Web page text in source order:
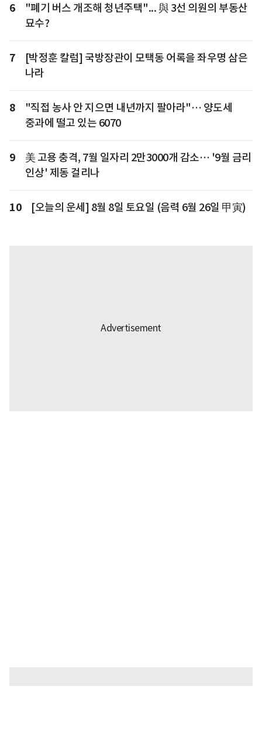
6
"폐기 버스 개조해 청년주택"... 與 3선 의원의 부동산
묘수?
7
[박정훈 칼럼] 국방장관이 모택동 어록을 좌우명 삼은
나라
8
"직접 농사 안 지으면 내년까지 팔아라"… 양도세
중과에 떨고 있는 6070
9
美 고용 충격, 7월 일자리 2만3000개 감소… '9월 금리
인상' 제동 걸리나
10 [오늘의 운세] 8월 8일 토요일 (음력 6월 26일 甲寅)